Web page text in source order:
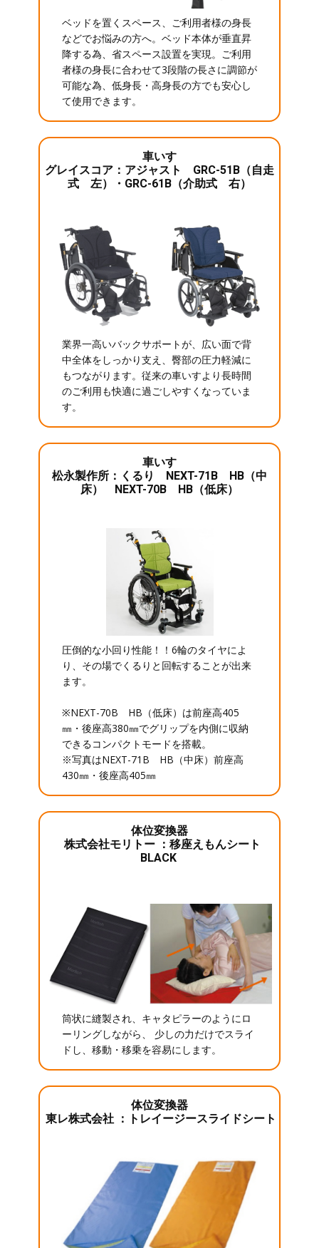
ベッドを置くスペース、ご利用者様の身長
などでお悩みの方へ。ベッド本体が垂直昇
降する為、省スペース設置を実現。ご利用
者様の身長に合わせて3段階の長さに調節が
可能な為、低身長・高身長の方でも安心し
て使用できます。
車いす
グレイスコア：アジャスト GRC-51B（自走
式 左）・GRC-61B（介助式 右）
業界一高いバックサポートが、広い面で背
中全体をしっかり支え、臀部の圧力軽減に
もつながります。従来の車いすより長時間
のご利用も快適に過ごしやすくなっていま
す。
車いす
松永製作所：くるり NEXT-71B HB（中
床） NEXT-70B HB（低床）
圧倒的な小回り性能！！6輪のタイヤによ
り、その場でくるりと回転することが出来
ます。
※NEXT-70B HB（低床）は前座高405
㎜・後座高380㎜でグリップを内側に収納
できるコンパクトモードを搭載。
※写真はNEXT-71B HB（中床）前座高
430㎜・後座高405㎜
体位変換器
株式会社モリトー ：移座えもんシート
BLACK
筒状に縫製され、キャタピラーのようにロ
ーリングしながら、 少しの力だけでスライ
ドし、移動・移乗を容易にします。
体位変換器
東レ株式会社 ：トレイージースライドシート